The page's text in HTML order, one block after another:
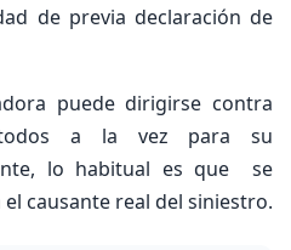
de previa declaración de
puede dirigirse contra
a la vez para su
lo habitual es que se
causante real del siniestro.